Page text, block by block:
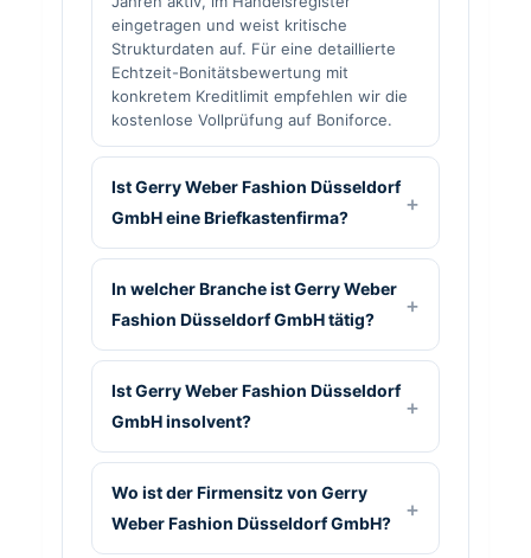
eingetragen und weist kritische
Strukturdaten auf. Für eine detaillierte
Echtzeit-Bonitätsbewertung mit
konkretem Kreditlimit empfehlen wir die
kostenlose Vollprüfung auf Boniforce.
Ist Gerry Weber Fashion Düsseldorf
GmbH eine Briefkastenfirma?
In welcher Branche ist Gerry Weber
Fashion Düsseldorf GmbH tätig?
Ist Gerry Weber Fashion Düsseldorf
GmbH insolvent?
Wo ist der Firmensitz von Gerry
Weber Fashion Düsseldorf GmbH?